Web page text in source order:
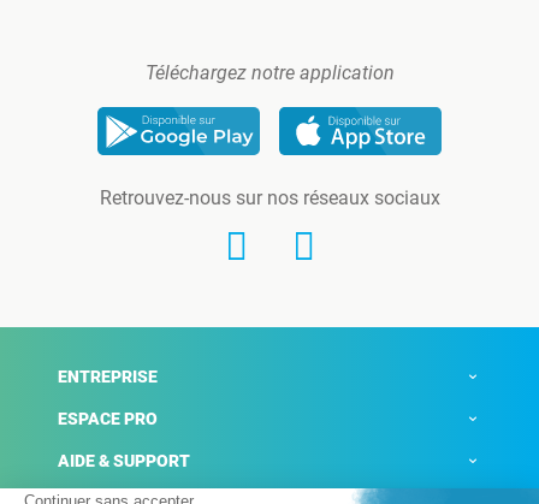
Téléchargez notre application
Retrouvez-nous sur nos réseaux sociaux
ENTREPRISE
ESPACE PRO
AIDE & SUPPORT